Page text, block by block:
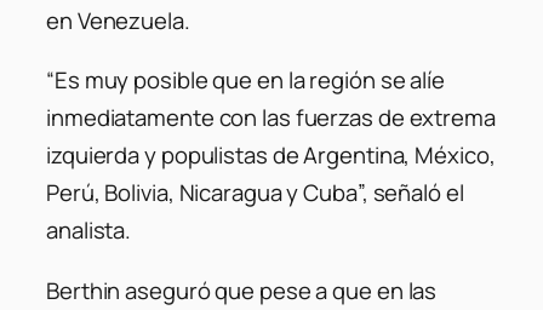
en Venezuela.
“Es muy posible que en la región se alíe
inmediatamente con las fuerzas de extrema
izquierda y populistas de Argentina, México,
Perú, Bolivia, Nicaragua y Cuba”, señaló el
analista.
Berthin aseguró que pese a que en las